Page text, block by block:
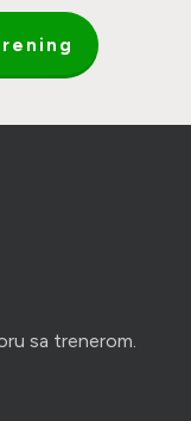
sa trenerom.